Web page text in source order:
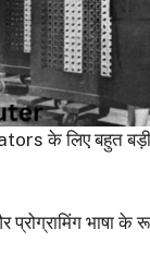
के लिए बहुत
प्रोग्रामिंग भाषा के